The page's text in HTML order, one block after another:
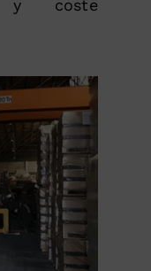
y coste